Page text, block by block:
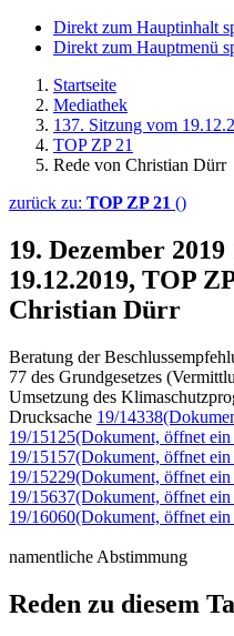
Direkt zum Hauptinhalt
Direkt zum Hauptmenü
Startseite
Mediathek
137. Sitzung vom
TOP ZP 21
Rede von Christian Dürr
zurück zu: TOP ZP 21 ()
19. Dezember 2019
19.12.2019, TOP
Christian Dürr
Beratung der
77 des Grundgesetzes
Umsetzung des
Drucksache 19/14338
19/15125(Dokument, öffnet ein
19/15157(Dokument, öffnet ein
19/15229(Dokument, öffnet ein
19/15637(Dokument, öffnet ein
19/16060(Dokument, öffnet ein
namentliche Abstimmung
Reden zu diesem